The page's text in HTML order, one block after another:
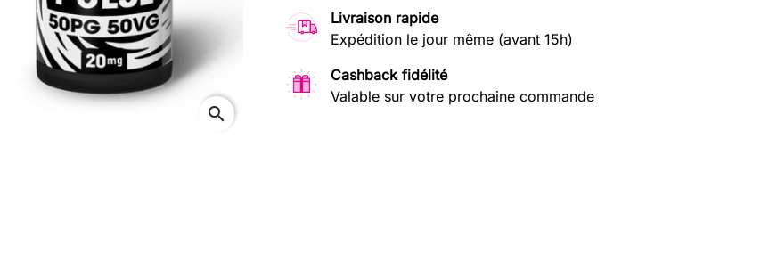
search
Livraison rapide
Expédition le jour même (avant 15h)
Cashback fidélité
Valable sur votre prochaine commande